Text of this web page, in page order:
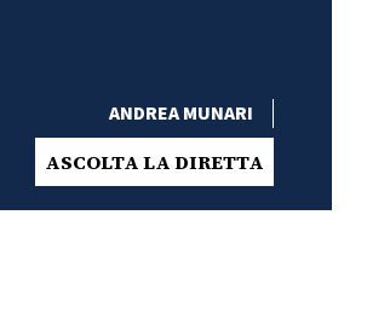
ANDREA MUNARI
ASCOLTA LA DIRETTA